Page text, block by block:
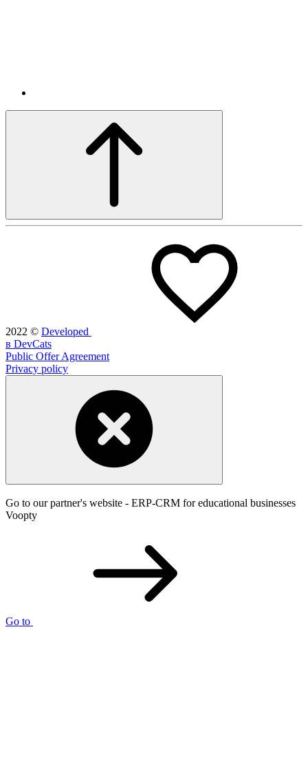
2022 © Developed
в DevCats
Public Offer Agreement
Privacy policy
Go to our partner's website - ERP-CRM for educational businesses
Voopty
Go to